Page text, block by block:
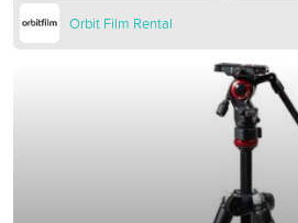
Orbit Film Rental